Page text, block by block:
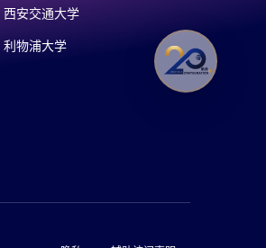
西安交通大学
利物浦大学